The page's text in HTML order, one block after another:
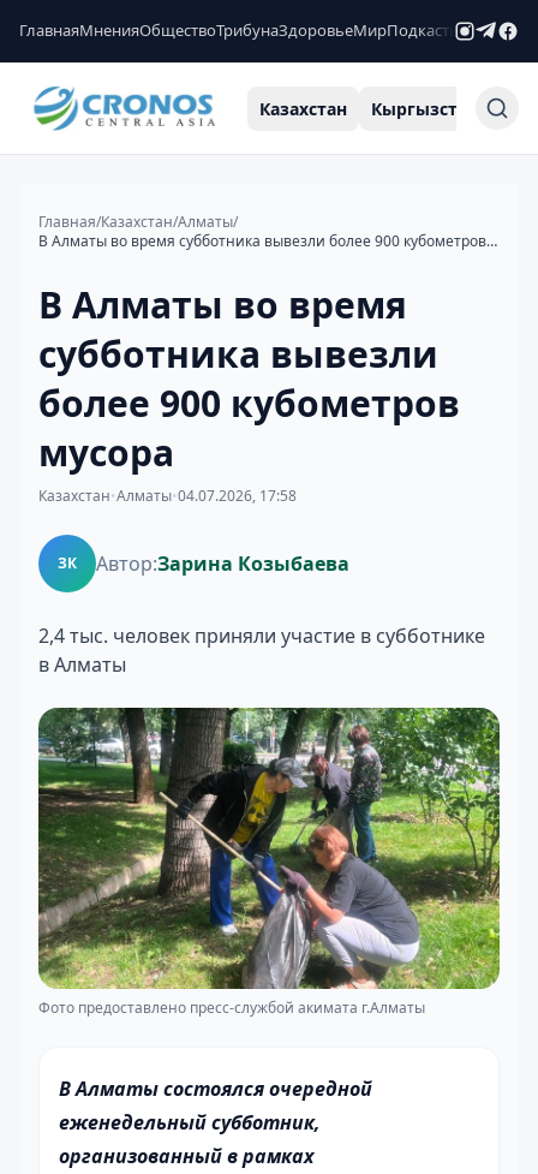
ГлавнаяМненияОбществоТрибунаЗдоровьеМирПодкастыРейтинги
Казахстан Кыргызстан
Главная/Казахстан/Алматы/
В Алматы во время субботника вывезли более 900 кубометров мусора
В Алматы во время
субботника вывезли
более 900 кубометров
мусора
Казахстан•Алматы•04.07.2026, 17:58
ЗК Автор:Зарина Козыбаева
2,4 тыс. человек приняли участие в субботнике
в Алматы
Фото предоставлено пресс-службой акимата г.Алматы
В Алматы состоялся очередной
еженедельный субботник,
организованный в рамках